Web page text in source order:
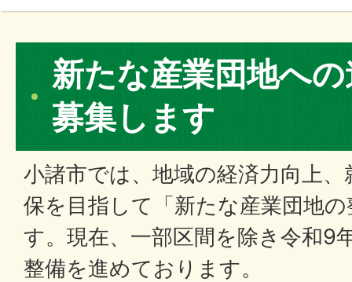
新たな産業団地へ
募集します
小諸市では、地域の経済力向上
保を目指して「新たな産業団地
す。現在、一部区間を除き令和9
整備を進めております。